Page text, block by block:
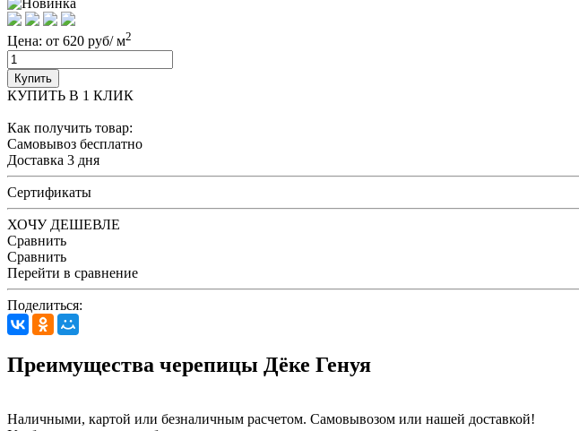
Цена: от 620 руб/ м2
Купить
КУПИТЬ В 1 КЛИК
Как получить товар:
Самовывоз бесплатно
Доставка 3 дня
Сертификаты
ХОЧУ ДЕШЕВЛЕ
Сравнить
Сравнить
Перейти в сравнение
Поделиться:
Преимущества черепицы Дёке Генуя
Наличными, картой или безналичным расчетом. Самовывозом или нашей доставкой!